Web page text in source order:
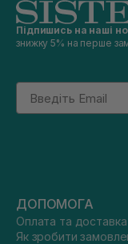
Підпишись на наші
знижку 5% на перше
Email
ДОПОМОГА
Оплата та доставка
Як зробити